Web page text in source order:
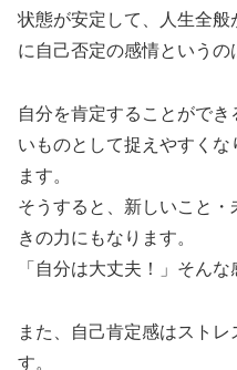
状態が安定して、人生全
に自己否定の感情というの
自分を肯定することがで
いものとして捉えやすくな
ます。
そうすると、新しいこと
きの力にもなります。
「自分は大丈夫！」そん
また、自己肯定感はスト
す。